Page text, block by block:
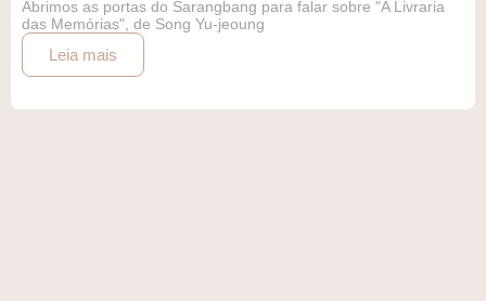
Abrimos as portas do Sarangbang para falar sobre "A Livraria
das Memórias", de Song Yu-jeoung
Leia mais